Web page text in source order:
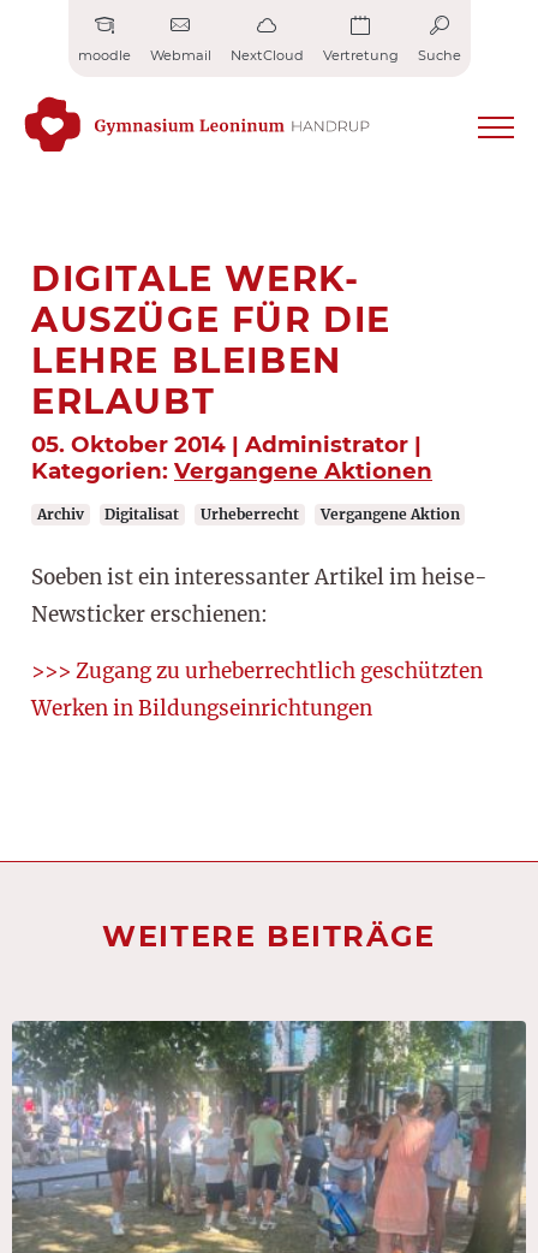
moodle Webmail NextCloud Vertretung Suche
DIGITALE WERK-
AUSZÜGE FÜR DIE
LEHRE BLEIBEN
ERLAUBT
05. Oktober 2014 | Administrator |
Kategorien: Vergangene Aktionen
Archiv Digitalisat Urheberrecht Vergangene Aktion
Soeben ist ein interessanter Artikel im heise-
Newsticker erschienen:
>>> Zugang zu urheberrechtlich geschützten
Werken in Bildungseinrichtungen
WEITERE BEITRÄGE